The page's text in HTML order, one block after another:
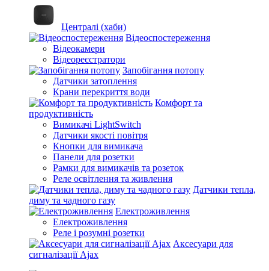
Централі (хаби)
Відеоспостереження
Відеокамери
Відеореєстратори
Запобігання потопу
Датчики затоплення
Крани перекриття води
Комфорт та
продуктивність
Вимикачі LightSwitch
Датчики якості повітря
Кнопки для вимикача
Панели для розетки
Рамки для вимикачів та розеток
Реле освітлення та живлення
Датчики тепла,
диму та чадного газу
Електроживлення
Електроживлення
Реле і розумні розетки
Аксесуари для
сигналізації Ajax